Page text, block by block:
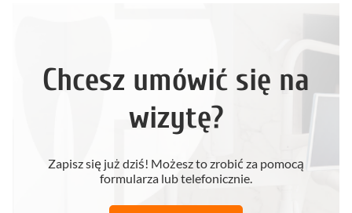
Chcesz umówić się na
wizytę?
Zapisz się już dziś! Możesz to zrobić za pomocą
formularza lub telefonicznie.